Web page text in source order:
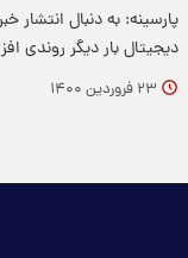
پارسینه: به دنبال انتشار
دیجیتال بار دیگر روندی
۲۳ فروردین ۱۴۰۰